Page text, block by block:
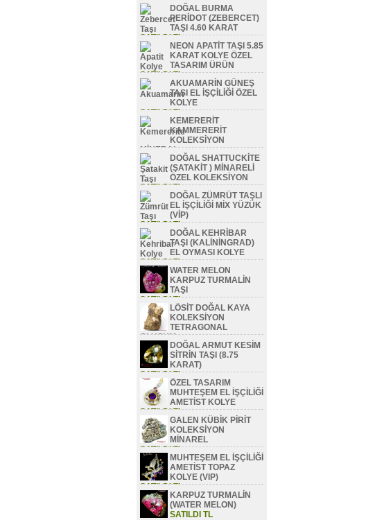
DOĞAL BURMA
PERİDOT (ZEBERCET)
TAŞI 4.60 KARAT
SATILDI TL
NEON APATİT TAŞI 5.85
KARAT KOLYE ÖZEL
TASARIM ÜRÜN
SATILDI TL
AKUAMARİN GÜNEŞ
TAŞI EL İŞÇİLİĞİ ÖZEL
KOLYE
SATILDI TL
KEMERERİT
KAMMERERİT
KOLEKSİYON
MİNERAL
SATILDI TLDOĞAL SHATTUCKİTE
(ŞATAKİT ) MİNARELİ
ÖZEL KOLEKSİYON
SATILDI TL
DOĞAL ZÜMRÜT TAŞLI
EL İŞÇİLİĞİ MİX YÜZÜK
(VİP)
SATILDI TL
DOĞAL KEHRİBAR
TAŞI (KALİNİNGRAD)
EL OYMASI KOLYE
SATILDI TL
WATER MELON
KARPUZ TURMALİN
TAŞI
SATILDI TL
LÖSİT DOĞAL KAYA
KOLEKSİYON
TETRAGONAL
OLUŞUM
SATILDI TLDOĞAL ARMUT KESİM
SİTRİN TAŞI (8.75
KARAT)
SATILDI TL
ÖZEL TASARIM
MUHTEŞEM EL İŞÇİLİĞİ
AMETİST KOLYE
SATILDI TL
GALEN KÜBİK PİRİT
KOLEKSİYON
MİNAREL
SATILDI TL
MUHTEŞEM EL İŞÇİLİĞİ
AMETİST TOPAZ
KOLYE (VIP)
SATILDI TL
KARPUZ TURMALİN
(WATER MELON)
SATILDI TL